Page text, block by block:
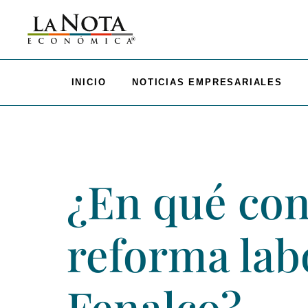
INICIO NOTICIAS EMPRESARIALES
¿En qué
reforma